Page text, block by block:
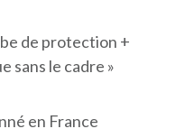
de protection +
sans le cadre »
en France